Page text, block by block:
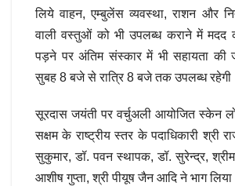
लिये वाहन, एम्बुलेंस व्यवस्था, राशन और
वाली वस्तुओं को भी उपलब्ध कराने में
पड़ने पर अंतिम संस्कार में भी सहायता की
सुबह 8 बजे से रात्रि 8 बजे तक उपलब्ध
सूरदास जयंती पर वर्चुअली आयोजित स्केन
सक्षम के राष्ट्रीय स्तर के पदाधिकारी श्री
सुकुमार, डॉ. पवन स्थापक, डॉ. सुरेन्द्र,
आशीष गुप्ता, श्री पीयूष जैन आदि ने भाग